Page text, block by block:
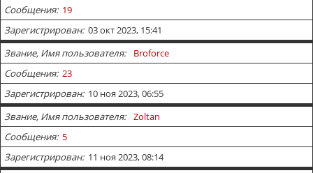
Сообщения 19
Зарегистрирован 03 окт 2023, 15:41
Звание, Имя пользователя
Broforce
Сообщения 23
Зарегистрирован 10 ноя 2023, 06:55
Звание, Имя пользователя
Zoltan
Сообщения 5
Зарегистрирован 11 ноя 2023, 08:14